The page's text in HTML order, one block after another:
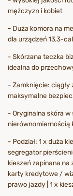
mężczyzn i kobiet
- Duża komora na
dla urządzeń 13,3-
- Skórzana teczka
idealna do
- Zamknięcie:
maksymalne
- Oryginalna skóra
nierównomiernością
- Podział: 1 x duża
segregator
kieszeń zapinana na
karty kredytowe /
prawo jazdy | 1 x